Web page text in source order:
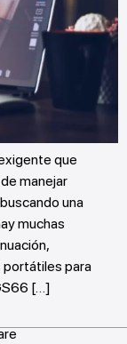
que
manejar
una
muchas
para
[…]